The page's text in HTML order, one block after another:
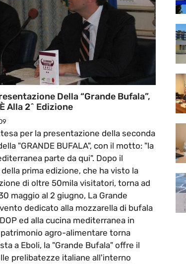
Della “grande Bufala”,
Alla 2^ Edizione
per la presentazione della seconda
"GRANDE BUFALA", con il motto: "la
parte da qui". Dopo il
prima edizione, che ha visto la
di oltre 50mila visitatori, torna ad
maggio al 2 giugno, La Grande
dedicato alla mozzarella di bufala
ed alla cucina mediterranea in
agro-alimentare torna
a Eboli, la "Grande Bufala" offre il
prelibatezze italiane all'interno